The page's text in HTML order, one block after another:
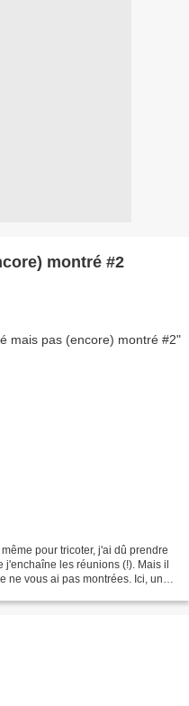
montré #2
pour tricoter, j'ai dû prendre
les réunions (!). Mais il
ne vous ai pas montrées. Ici, un